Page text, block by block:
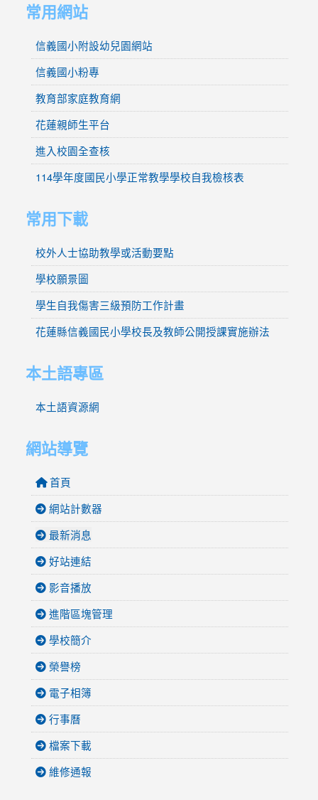
常用網站
信義國小附設幼兒園網站
信義國小粉專
教育部家庭教育網
花蓮親師生平台
進入校園全查核
114學年度國民小學正常教學學校自我檢核表
常用下載
校外人士協助教學或活動要點
學校願景圖
學生自我傷害三級預防工作計畫
花蓮縣信義國民小學校長及教師公開授課實施辦法
本土語專區
本土語資源網
網站導覽
首頁
網站計數器
最新消息
好站連結
影音播放
進階區塊管理
學校簡介
榮譽榜
電子相簿
行事曆
檔案下載
維修通報